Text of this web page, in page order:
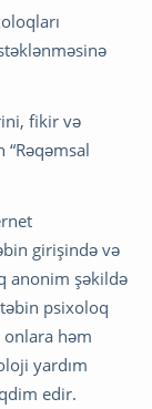
fikir və
“Rəqəmsal
girişində və
anonim şəkildə
psixoloq
onlara həm
yardım
edir.